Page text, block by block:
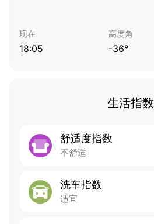
现在
18:05
高度角
-36°
生活指数
舒适度指数
不舒适
洗车指数
适宜